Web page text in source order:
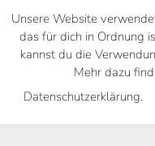
Skip
main
Unsere Website
das für dich in Ordnung
kannst du die
Mehr dazu
Datenschutzerklärung.